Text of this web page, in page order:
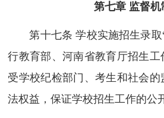
第七章 监督机
第十七条 学校实施招生录
行教育部、河南省教育厅招生
受学校纪检部门、考生和社会
法权益，保证学校招生工作的公